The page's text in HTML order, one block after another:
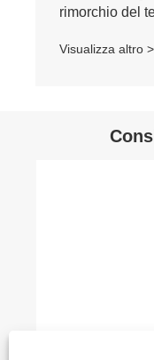
incassata per
Visualizza altro
Componenti